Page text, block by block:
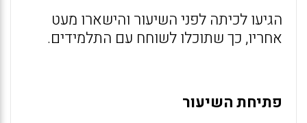
הגיעו לכיתה לפני השיעור והישארו מעט
אחריו, כך שתוכלו לשוחח עם התלמידים.
פתיחת השיעור